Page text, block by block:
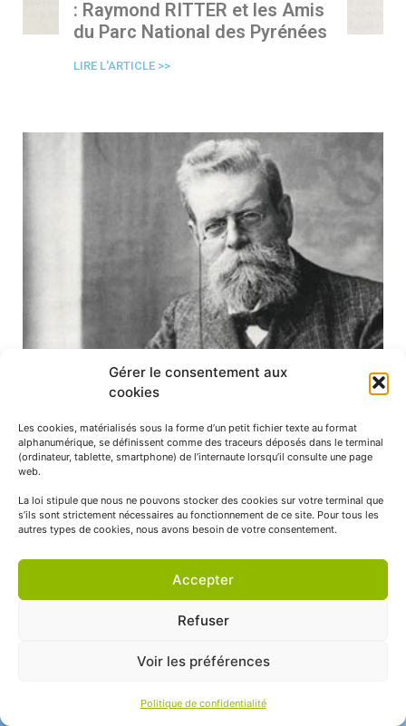
Gérer le consentement aux
cookies
Les cookies, matérialisés sous la forme d’un petit fichier texte au format
alphanumérique, se définissent comme des traceurs déposés dans le terminal
(ordinateur, tablette, smartphone) de l’internaute lorsqu’il consulte une page
web.
La loi stipule que nous ne pouvons stocker des cookies sur votre terminal que
s’ils sont strictement nécessaires au fonctionnement de ce site. Pour tous les
autres types de cookies, nous avons besoin de votre consentement.
Accepter
Refuser
Voir les préférences
Politique de confidentialité
: Raymond RITTER et les Amis
du Parc National des Pyrénées
LIRE L'ARTICLE >>
Franz SCHRADER
65000 Tarbes